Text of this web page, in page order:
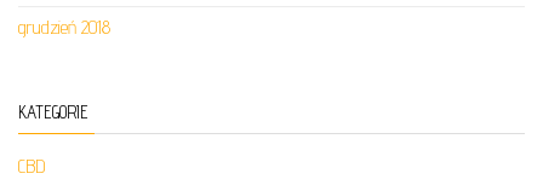
grudzień 2018
KATEGORIE
CBD